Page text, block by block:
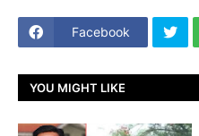
Facebook
YOU MIGHT LIKE